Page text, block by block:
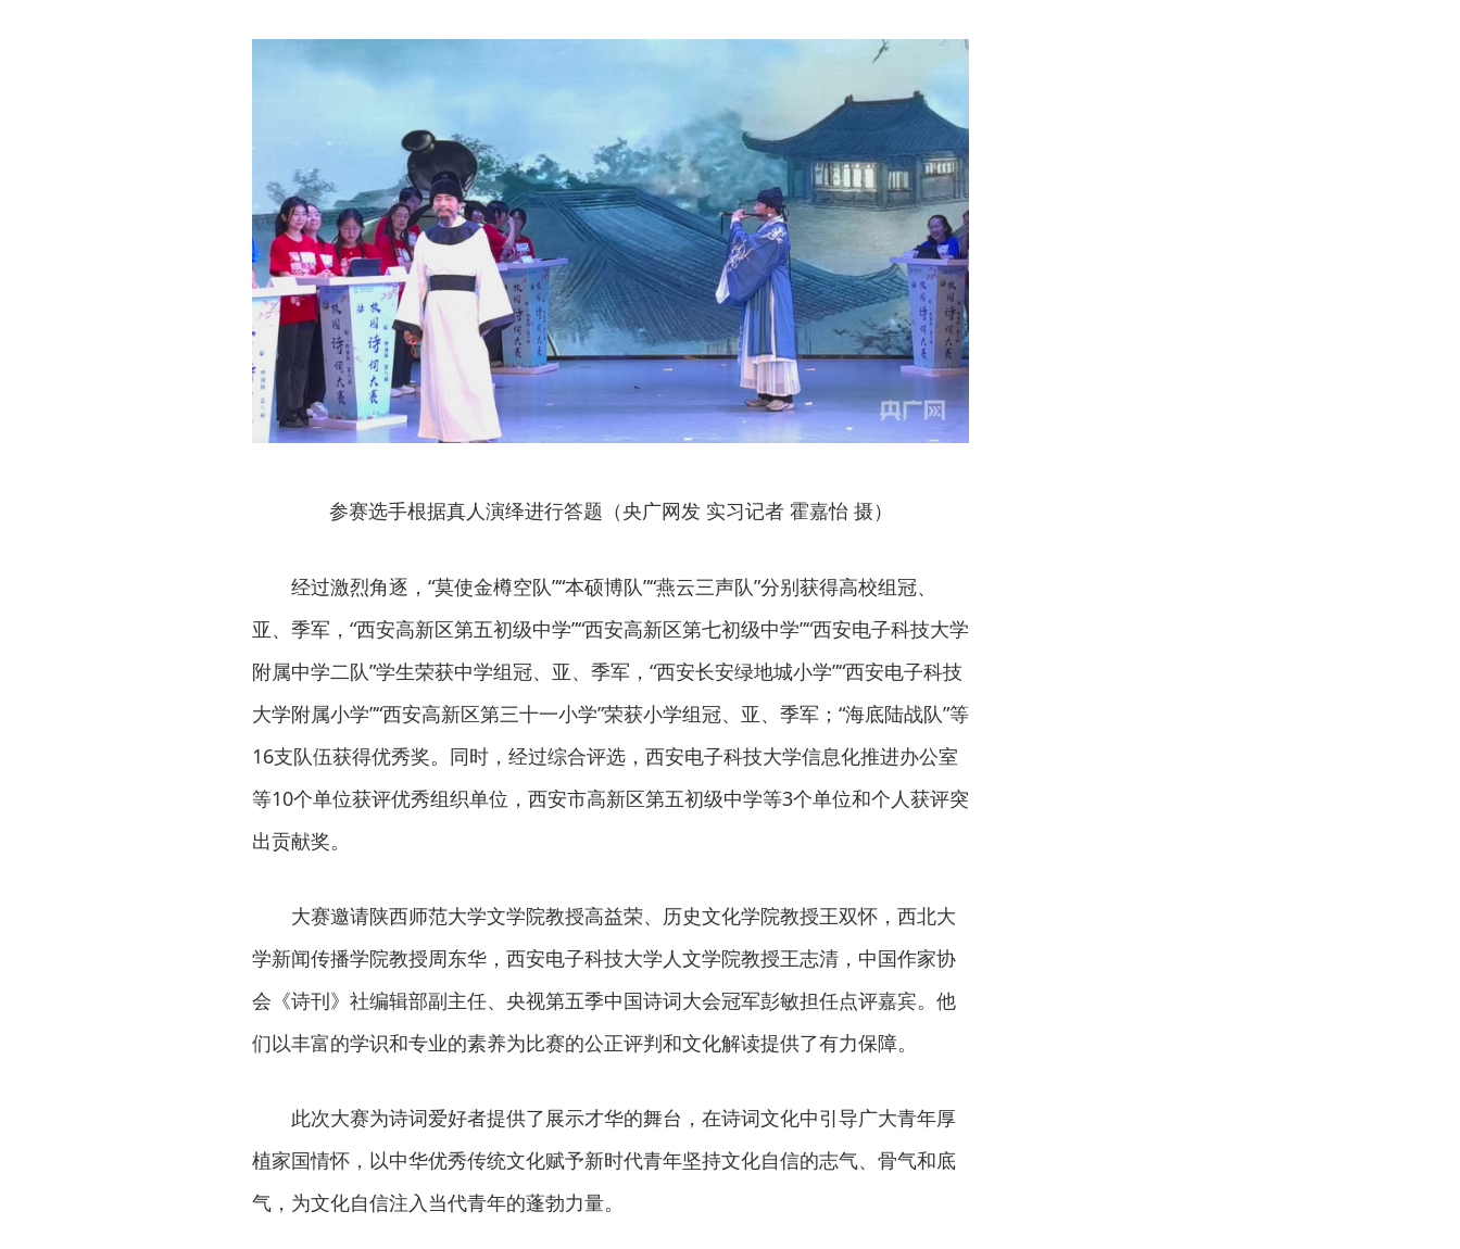
参赛选手根据真人演绎进行答题（央广网发 实习记者 霍嘉怡 摄）
经过激烈角逐，“莫使金樽空队”“本硕博队”“燕云三声队”分别获得高校组冠、
亚、季军，“西安高新区第五初级中学”“西安高新区第七初级中学”“西安电子科技大学
附属中学二队”学生荣获中学组冠、亚、季军，“西安长安绿地城小学”“西安电子科技
大学附属小学”“西安高新区第三十一小学”荣获小学组冠、亚、季军；“海底陆战队”等
16支队伍获得优秀奖。同时，经过综合评选，西安电子科技大学信息化推进办公室
等10个单位获评优秀组织单位，西安市高新区第五初级中学等3个单位和个人获评突
出贡献奖。
大赛邀请陕西师范大学文学院教授高益荣、历史文化学院教授王双怀，西北大
学新闻传播学院教授周东华，西安电子科技大学人文学院教授王志清，中国作家协
会《诗刊》社编辑部副主任、央视第五季中国诗词大会冠军彭敏担任点评嘉宾。他
们以丰富的学识和专业的素养为比赛的公正评判和文化解读提供了有力保障。
此次大赛为诗词爱好者提供了展示才华的舞台，在诗词文化中引导广大青年厚
植家国情怀，以中华优秀传统文化赋予新时代青年坚持文化自信的志气、骨气和底
气，为文化自信注入当代青年的蓬勃力量。